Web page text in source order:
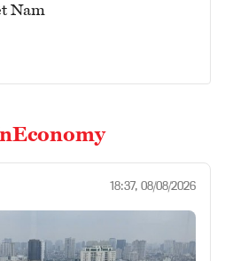
Nam
18:37, 08/08/2026